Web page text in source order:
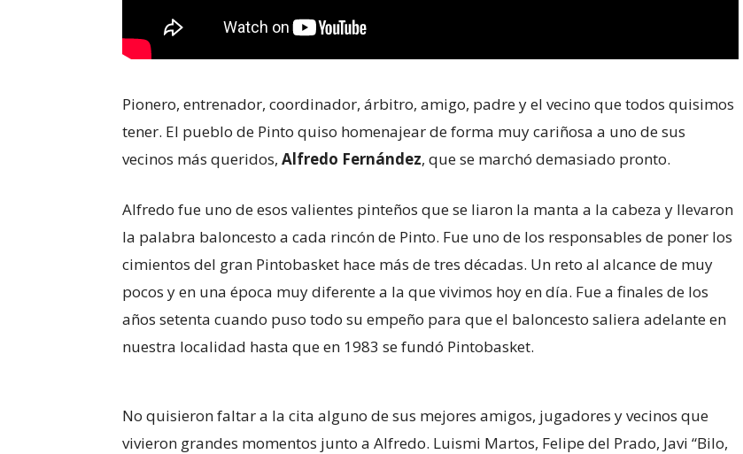
Pionero, entrenador, coordinador, árbitro, amigo, padre y el vecino que todos quisimos
tener. El pueblo de Pinto quiso homenajear de forma muy cariñosa a uno de sus
vecinos más queridos, Alfredo Fernández, que se marchó demasiado pronto.
Alfredo fue uno de esos valientes pinteños que se liaron la manta a la cabeza y llevaron
la palabra baloncesto a cada rincón de Pinto. Fue uno de los responsables de poner los
cimientos del gran Pintobasket hace más de tres décadas. Un reto al alcance de muy
pocos y en una época muy diferente a la que vivimos hoy en día. Fue a finales de los
años setenta cuando puso todo su empeño para que el baloncesto saliera adelante en
nuestra localidad hasta que en 1983 se fundó Pintobasket.
No quisieron faltar a la cita alguno de sus mejores amigos, jugadores y vecinos que
vivieron grandes momentos junto a Alfredo. Luismi Martos, Felipe del Prado, Javi “Bilo,